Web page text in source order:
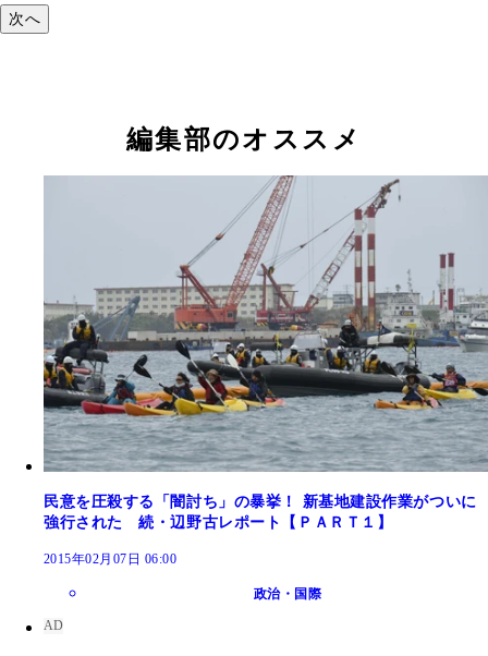
次へ
編集部のオススメ
民意を圧殺する「闇討ち」の暴挙！ 新基地建設作業がついに
強行された 続・辺野古レポート【ＰＡＲＴ１】
2015年02月07日 06:00
政治・国際